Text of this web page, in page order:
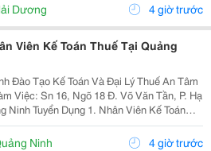
Dương 4 giờ trước
Viên Kế Toán Thuế Tại Quảng
Đào Tạo Kế Toán Và Đại Lý Thuế An Tâm
Việc: Sn 16, Ngõ 18 Đ. Võ Văn Tần, P. Hạ
Viên Kế Toán
Đến Kế Toán Thuế...
Ninh 4 giờ trước